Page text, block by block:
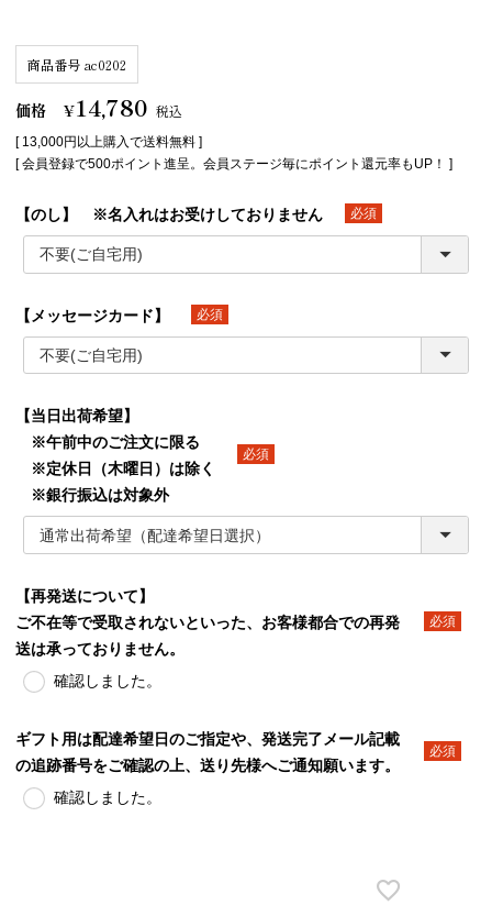
商品番号 ac0202
価格 ¥14,780 税込
[ 13,000円以上購入で送料無料 ]
[ 会員登録で500ポイント進呈。会員ステージ毎にポイント還元率もUP！ ]
【のし】 ※名入れはお受けしておりません
(必須)
【メッセージカード】
(必須)
【当日出荷希望】
※午前中のご注文に限る
※定休日（木曜日）は除く
※銀行振込は対象外
【再発送について】
ご不在等で受取されないといった、お客様都合での再発
送は承っておりません。
確認しました。
ギフト用は配達希望日のご指定や、発送完了メール記載
の追跡番号をご確認の上、送り先様へご通知願います。
確認しました。